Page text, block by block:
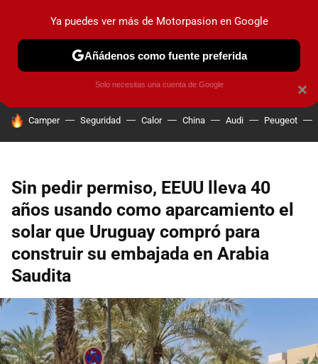
PRUEBAS COCHES ELÉCTRICOS OBSERVATORIO
HOY SE HABLA DE
Camper Seguridad Calor China Audi Peugeot
Sin pedir permiso, EEUU lleva 40
años usando como aparcamiento el
solar que Uruguay compró para
construir su embajada en Arabia
Saudita
×
Ya puedes ver más de Motorpasion en Google
Añádenos como fuente preferida
Solo necesitas una cuenta de Google